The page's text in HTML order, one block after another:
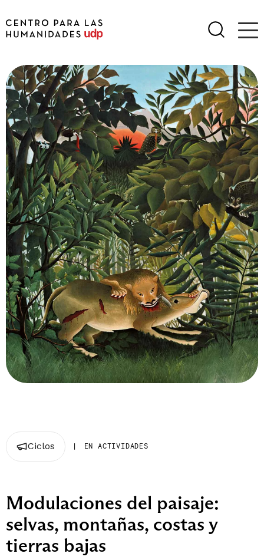
Ciclos | EN ACTIVIDADES
Modulaciones del paisaje:
selvas, montañas, costas y
tierras bajas